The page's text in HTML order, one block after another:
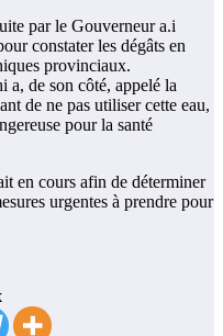
par le Gouverneur a.i
constater les dégâts en
provinciaux.
de son côté, appelé la
de ne pas utiliser cette eau,
pour la santé
en cours afin de déterminer
urgentes à prendre pour